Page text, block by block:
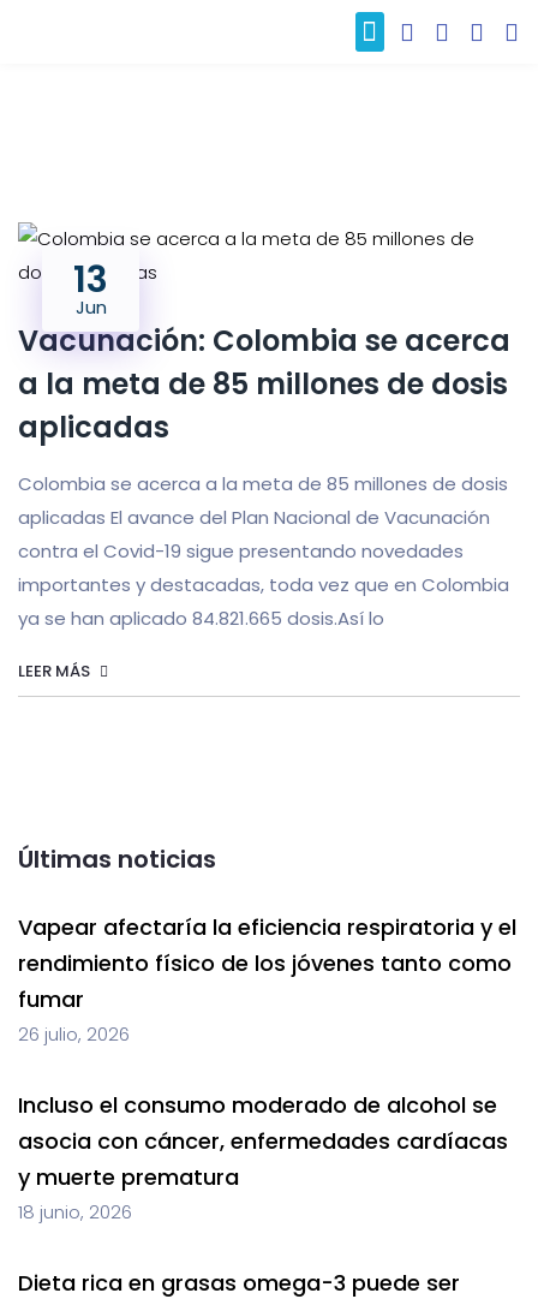
13
Jun
Vacunación: Colombia se acerca
a la meta de 85 millones de dosis
aplicadas
Colombia se acerca a la meta de 85 millones de dosis
aplicadas El avance del Plan Nacional de Vacunación
contra el Covid-19 sigue presentando novedades
importantes y destacadas, toda vez que en Colombia
ya se han aplicado 84.821.665 dosis.Así lo
LEER MÁS
Últimas noticias
Vapear afectaría la eficiencia respiratoria y el
rendimiento físico de los jóvenes tanto como
fumar
26 julio, 2026
Incluso el consumo moderado de alcohol se
asocia con cáncer, enfermedades cardíacas
y muerte prematura
18 junio, 2026
Dieta rica en grasas omega-3 puede ser